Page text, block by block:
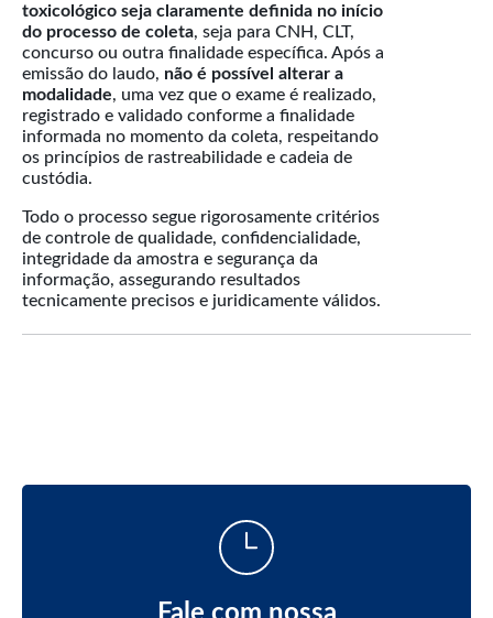
toxicológico seja claramente definida no início
do processo de coleta, seja para CNH, CLT,
concurso ou outra finalidade específica. Após a
emissão do laudo, não é possível alterar a
modalidade, uma vez que o exame é realizado,
registrado e validado conforme a finalidade
informada no momento da coleta, respeitando
os princípios de rastreabilidade e cadeia de
custódia.
Todo o processo segue rigorosamente critérios
de controle de qualidade, confidencialidade,
integridade da amostra e segurança da
informação, assegurando resultados
tecnicamente precisos e juridicamente válidos.